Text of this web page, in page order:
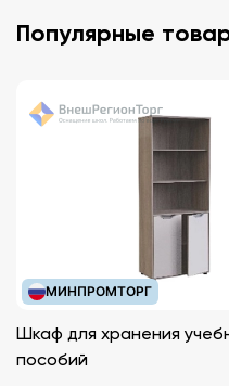
Популярные
МИНПРОМТОРГ
Шкаф для хранения
пособий